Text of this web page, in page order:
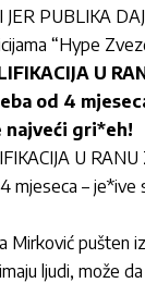
PUBLIKA
“Hype
U
od 4
gri*eh!
U
mjeseca – je*ive
Mirković pušten
ljudi, može